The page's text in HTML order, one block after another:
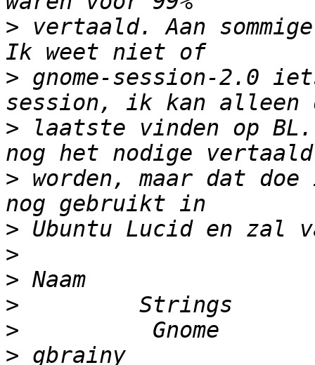
> vertaald. Aan
> gnome-session-2.0
> laatste vinden op
> worden, maar dat
>
>
>
>
>
>